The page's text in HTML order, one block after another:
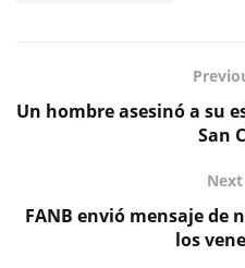
Un hombre asesinó a su
San
FANB envió mensaje
los